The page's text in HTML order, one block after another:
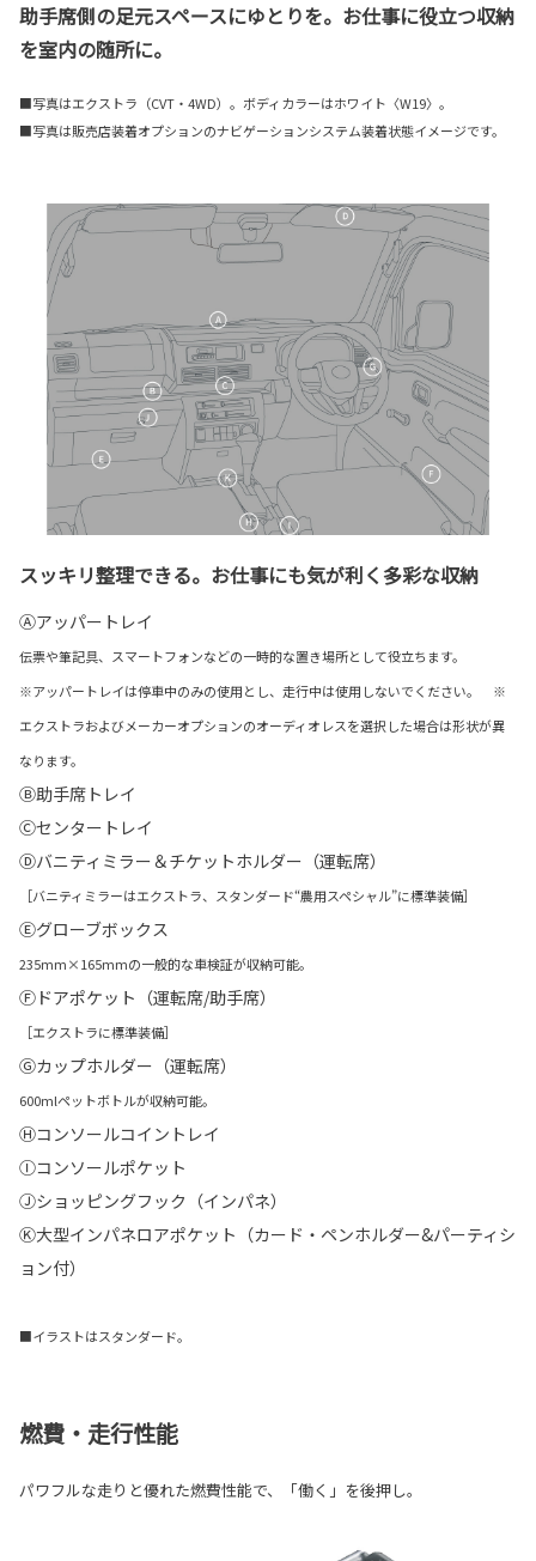
助手席側の足元スペースにゆとりを。お仕事に役立つ収納
を室内の随所に。
■写真はエクストラ（CVT・4WD）。ボディカラーはホワイト〈W19〉。
■写真は販売店装着オプションのナビゲーションシステム装着状態イメージです。
スッキリ整理できる。お仕事にも気が利く多彩な収納
Ⓐアッパートレイ
伝票や筆記具、スマートフォンなどの一時的な置き場所として役立ちます。
※アッパートレイは停車中のみの使用とし、走行中は使用しないでください。 ※
エクストラおよびメーカーオプションのオーディオレスを選択した場合は形状が異
なります。
Ⓑ助手席トレイ
Ⓒセンタートレイ
Ⓓバニティミラー＆チケットホルダー（運転席）
［バニティミラーはエクストラ、スタンダード“農用スペシャル”に標準装備］
Ⓔグローブボックス
235mm×165mmの一般的な車検証が収納可能。
Ⓕドアポケット（運転席/助手席）
［エクストラに標準装備］
Ⓖカップホルダー（運転席）
600mlペットボトルが収納可能。
Ⓗコンソールコイントレイ
Ⓘコンソールポケット
Ⓙショッピングフック（インパネ）
Ⓚ大型インパネロアポケット（カード・ペンホルダー&パーティシ
ョン付）
■イラストはスタンダード。
燃費・走行性能
パワフルな走りと優れた燃費性能で、「働く」を後押し。